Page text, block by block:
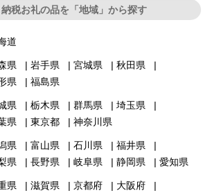
税お礼の品を「地域」から探す
道
県 岩手県 宮城県
秋田県
県
福島県
県 栃木県 群馬県
埼玉県
県
東京都 神奈川県
県 富山県 石川県
福井県
県
長野県 岐阜県 静岡県 愛知県
県 滋賀県 京都府
大阪府